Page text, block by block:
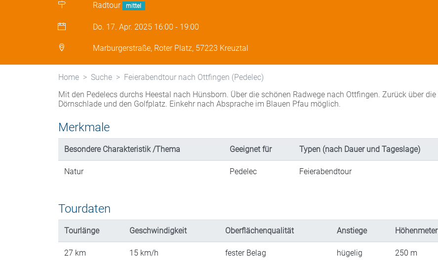
Radtour mittel
Do. 17. Apr. 2025 16:00 - 19:00
Marburgerstraße, Roter Platz, 57223 Kreuztal
Home Suche
Feierabendtour nach Ottfingen (Pedelec)
Mit den Pedelecs durchs Heestal nach Hünsborn. Über die schönen Radwege nach Ottfingen. Zurück über die
Dörnschlade und den Golfplatz. Einkehr nach Absprache im Blauen Pfau möglich.
Merkmale
Besondere Charakteristik /Thema Geeignet für Typen (nach Dauer und Tageslage)
Natur Pedelec Feierabendtour
Tourdaten
Tourlänge Geschwindigkeit Oberflächenqualität Anstiege Höhenmeter
27 km 15 km/h fester Belag hügelig 250 m